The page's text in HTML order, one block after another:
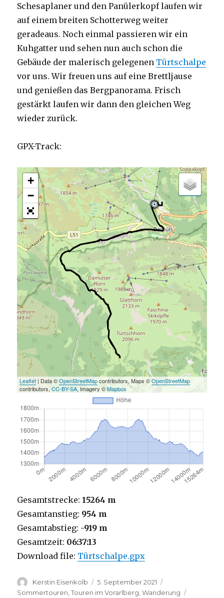
Schesaplaner und den Panülerkopf laufen wir
auf einem breiten Schotterweg weiter
geradeaus. Noch einmal passieren wir ein
Kuhgatter und sehen nun auch schon die
Gebäude der malerisch gelegenen Türtschalpe
vor uns. Wir freuen uns auf eine Brettljause
und genießen das Bergpanorama. Frisch
gestärkt laufen wir dann den gleichen Weg
wieder zurück.
GPX-Track:
+
−
Leaflet| Data ©OpenStreetMapcontributors, Maps ©OpenStreetMap
contributors,CC-BY-SA, Imagery ©Mapbox
Gesamtstrecke: 15264 m
Gesamtanstieg: 954 m
Gesamtabstieg: -919 m
Gesamtzeit: 06:37:13
Download file: Türtschalpe.gpx
Autor
Kerstin Eisenkolb
Veröffentlicht
am
5. September 2021
Sommertouren ,Touren im Vorarlberg ,Wanderung